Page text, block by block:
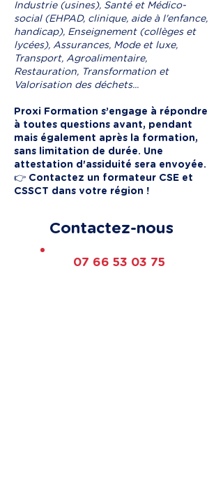
Industrie (usines), Santé et Médico-
social (EHPAD, clinique, aide à l'enfance,
handicap), Enseignement (collèges et
lycées), Assurances, Mode et luxe,
Transport, Agroalimentaire,
Restauration, Transformation et
Valorisation des déchets...
Proxi Formation s’engage à répondre
à toutes questions avant, pendant
mais également après la formation,
sans limitation de durée. Une
attestation d'assiduité sera envoyée.
👉 Contactez un formateur CSE et
CSSCT dans votre région !
Contactez-nous
07 66 53 03 75